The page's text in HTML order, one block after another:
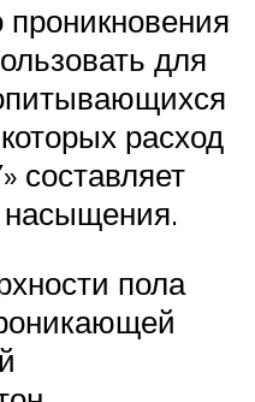
проникновения
для
расход
составляет
пола